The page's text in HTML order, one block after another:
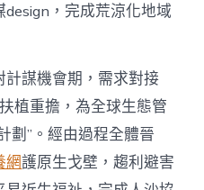
，完成荒涼化地域
謀機會期，需求對接
植重擔，為全球生態管
劃”。經由過程全體晉
網護原生戈壁，趨利避害